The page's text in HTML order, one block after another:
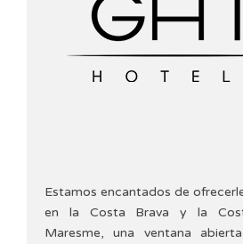
Estamos encantados de
en la Costa Brava y la
Maresme, una ventana